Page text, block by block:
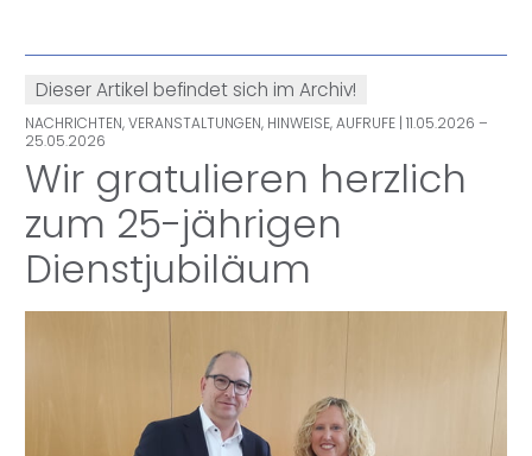
Dieser Artikel befindet sich im Archiv!
NACHRICHTEN, VERANSTALTUNGEN, HINWEISE, AUFRUFE | 11.05.2026 –
25.05.2026
Wir gratulieren herzlich
zum 25-jährigen
Dienstjubiläum